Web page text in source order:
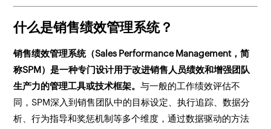
什么是销售绩效管理系统？
销售绩效管理系统（Sales Performance Management，简
称SPM）是一种专门设计用于改进销售人员绩效和增强团队
生产力的管理工具或技术框架。与一般的工作绩效评估不
同，SPM深入到销售团队中的目标设定、执行追踪、数据分
析、行为指导和奖惩机制等多个维度，通过数据驱动的方法